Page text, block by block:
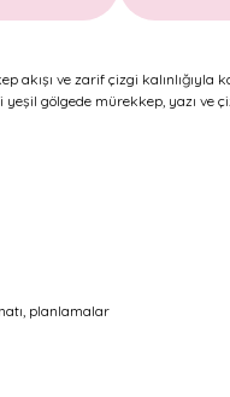
akışı ve zarif çizgi
gölgede mürekkep, yazı ve
planlamalar